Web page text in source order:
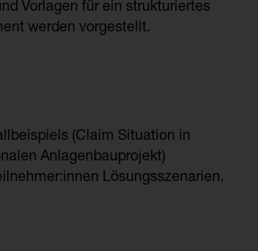
Vorlagen für ein strukturiertes
werden vorgestellt.
(Claim Situation in
Anlagenbauprojekt)
Lösungsszenarien.